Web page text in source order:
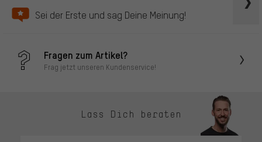
Sei der Erste und sag Deine Meinung!
Fragen zum Artikel?
Frag jetzt unseren Kundenservice!
Lass Dich beraten